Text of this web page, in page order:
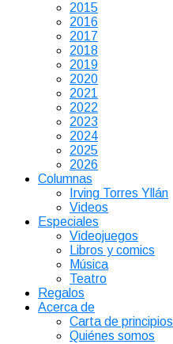
2015
2016
2017
2018
2019
2020
2021
2022
2023
2024
2025
2026
Columnas
Irving Torres Yllán
Videos
Especiales
Videojuegos
Libros y comics
Música
Teatro
Regalos
Acerca de
Carta de principios
Quiénes somos